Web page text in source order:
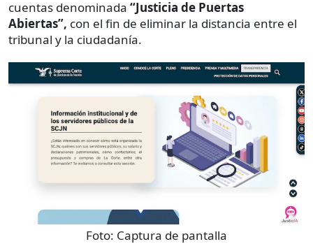
cuentas denominada “Justicia de Puertas
Abiertas”, con el fin de eliminar la distancia entre el
tribunal y la ciudadanía.
Foto: Captura de pantalla